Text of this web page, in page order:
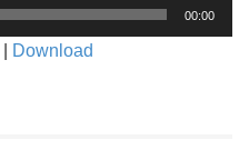
00:00
Download